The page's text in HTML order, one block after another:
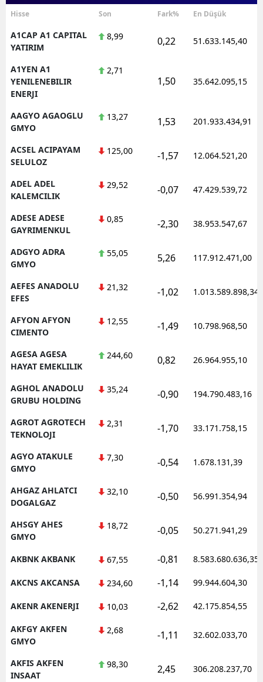
Denizli
Elazığ
Erzurum
Eskişehir
Gümüşhane
Isparta
Kars
Kırklareli
Konya
Kütahya
Malatya
Manisa
Kahramanmaraş
Hisse Son Fark% En Düşük
A1CAP A1 CAPITAL
YATIRIM
8,99 0,22 51.633.145,40
A1YEN A1
YENILENEBILIR
ENERJI
2,71
1,50 35.642.095,15
AAGYO AGAOGLU
GMYO
13,27 1,53 201.933.434,91
ACSEL ACIPAYAM
SELULOZ
125,00 -1,57 12.064.521,20
ADEL ADEL
KALEMCILIK
29,52 -0,07 47.429.539,72
ADESE ADESE
GAYRIMENKUL
0,85 -2,30 38.953.547,67
ADGYO ADRA
GMYO
55,05 5,26 117.912.471,00
AEFES ANADOLU
EFES
21,32 -1,02 1.013.589.898,34
AFYON AFYON
CIMENTO
12,55 -1,49 10.798.968,50
AGESA AGESA
HAYAT EMEKLILIK
244,60 0,82 26.964.955,10
AGHOL ANADOLU
GRUBU HOLDING
35,24 -0,90 194.790.483,16
AGROT AGROTECH
TEKNOLOJI
2,31 -1,70 33.171.758,15
AGYO ATAKULE
GMYO
7,30 -0,54 1.678.131,39
AHGAZ AHLATCI
DOGALGAZ
32,10 -0,50 56.991.354,94
AHSGY AHES
GMYO
18,72 -0,05 50.271.941,29
AKBNK AKBANK 67,55 -0,81 8.583.680.636,35
AKCNS AKCANSA 234,60 -1,14 99.944.604,30
AKENR AKENERJI 10,03 -2,62 42.175.854,55
AKFGY AKFEN
GMYO
2,68 -1,11 32.602.033,70
AKFIS AKFEN
INSAAT
98,30 2,45 306.208.237,70